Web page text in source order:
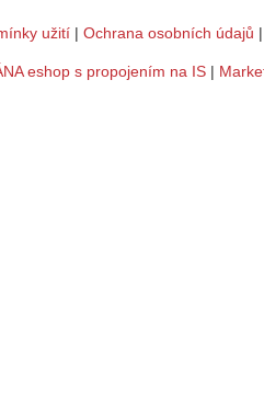
užití | Ochrana osobních údajů
eshop s propojením na IS |